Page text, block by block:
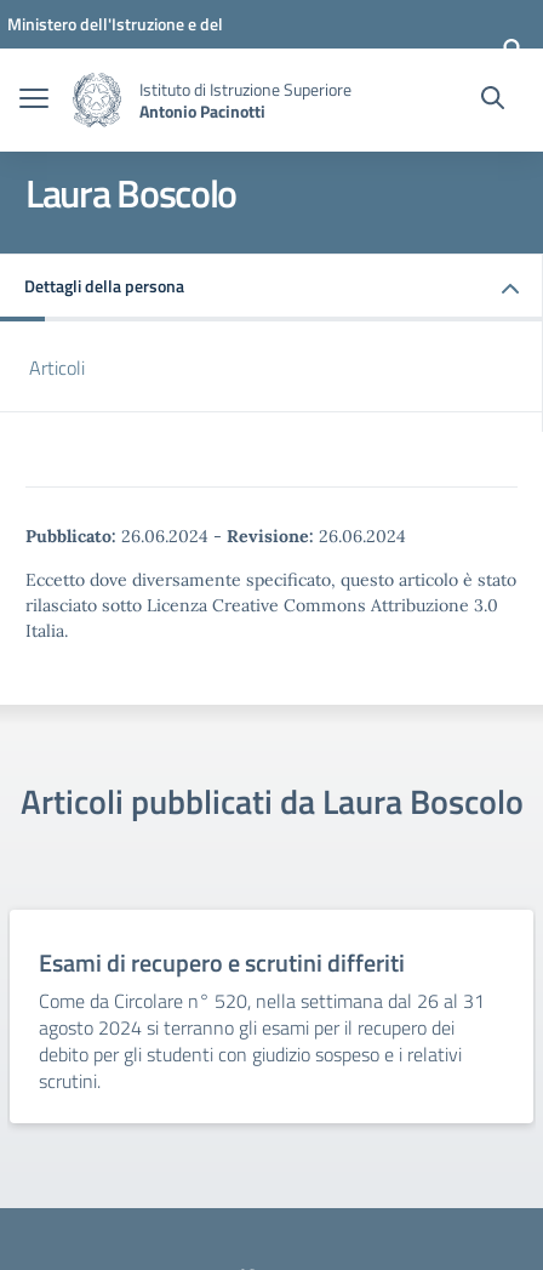
Vai ai contenuti
Vai al menu di navigazione
Vai al footer
Ministero dell'Istruzione e del
Istituto di Istruzione Superiore
Antonio Pacinotti
Laura Boscolo
Dettagli della persona
Articoli
Pubblicato: 26.06.2024 - Revisione: 26.06.2024
Eccetto dove diversamente specificato, questo articolo è stato
rilasciato sotto Licenza Creative Commons Attribuzione 3.0
Italia.
Articoli pubblicati da Laura Boscolo
Esami di recupero e scrutini differiti
Come da Circolare n° 520, nella settimana dal 26 al 31
agosto 2024 si terranno gli esami per il recupero dei
debito per gli studenti con giudizio sospeso e i relativi
scrutini.